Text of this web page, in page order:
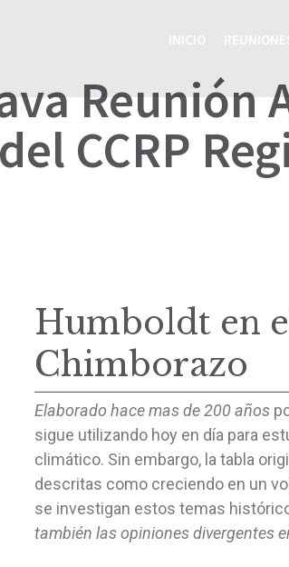
Reunión
CCRP
Humboldt en
Chimborazo
Elaborado hace mas de 200 años
sigue utilizando hoy en día para
climático. Sin embargo, la tabla
descritas como creciendo en un
se investigan estos temas
también las opiniones divergentes